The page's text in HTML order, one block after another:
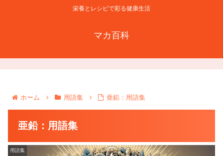
栄養とレシピで彩る健康生活
マカ百科
ホーム 用語集 亜鉛：用語集
亜鉛：用語集
用語集